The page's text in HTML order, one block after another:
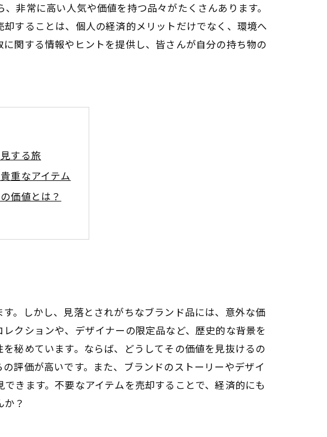
非常に高い人気や価値を持つ品々がたくさんあります。
することは、個人の経済的メリットだけでなく、環境へ
関する情報やヒントを提供し、皆さんが自分の持ち物の
する旅
重なアイテム
価値とは？
いやる選択
活用法
見のススメ
。しかし、見落とされがちなブランド品には、意外な価
クションや、デザイナーの限定品など、歴史的な背景を
秘めています。ならば、どうしてその価値を見抜けるの
評価が高いです。また、ブランドのストーリーやデザイ
きます。不要なアイテムを売却することで、経済的にも
？